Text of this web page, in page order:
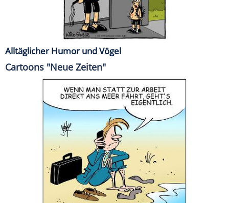
Alltäglicher Humor und Vögel
Cartoons "Neue Zeiten"